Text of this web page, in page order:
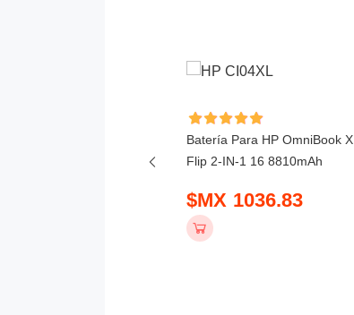
Batería Para HP OmniBook X
Flip 2-IN-1 16 8810mAh
$MX 1036.83